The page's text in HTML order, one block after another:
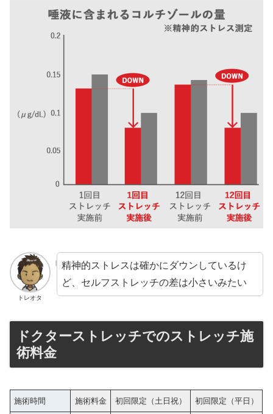
トレオタ
精神的ストレスは確かにダウンしているけ
ど、セルフストレッチの差は小さいみたい
ドクターストレッチでのストレッチ施
術料金
施術時間 施術料金 初回限定（土日祝） 初回限定（平日）